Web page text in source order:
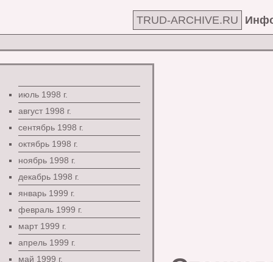
TRUD-ARCHIVE.RU
июль 1998 г.
август 1998 г.
сентябрь 1998 г.
октябрь 1998 г.
ноябрь 1998 г.
декабрь 1998 г.
январь 1999 г.
февраль 1999 г.
март 1999 г.
апрель 1999 г.
май 1999 г.